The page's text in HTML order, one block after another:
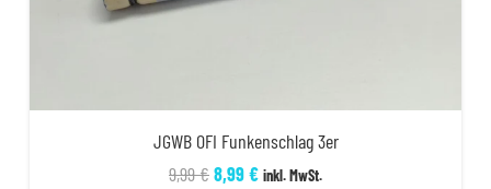
JGWB OFI Funkenschlag 3er
9,99€Ursprünglicher
8,99€Aktueller
inkl. MwSt.